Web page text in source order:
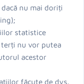
nu mai doriți
statistice
nu vor putea
acestor
făcute de dvs.